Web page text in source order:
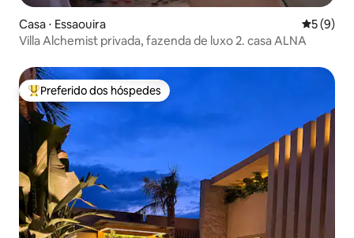
Casa ⋅ Essaouira 5 de
5 (9)
Villa Alchemist privada, fazenda de luxo 2. casa ALNA
Entre os melhores preferidos dos hóspedes
Preferido dos hóspedes